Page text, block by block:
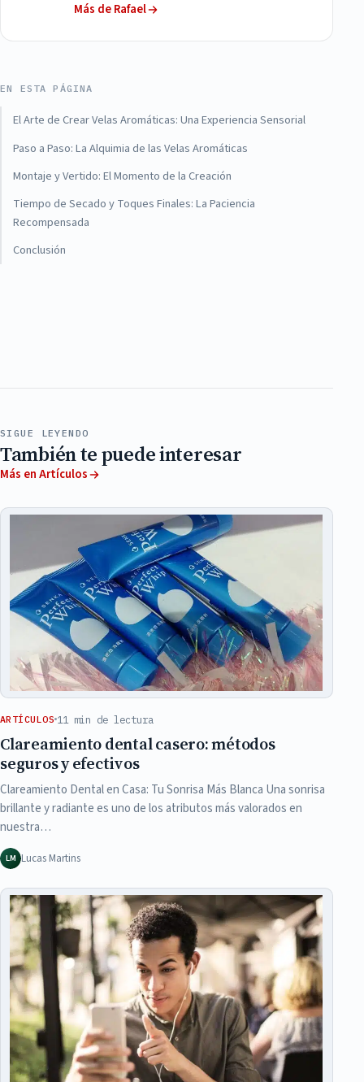
Más de Rafael
EN ESTA PÁGINA
El Arte de Crear Velas Aromáticas: Una Experiencia Sensorial
Paso a Paso: La Alquimia de las Velas Aromáticas
Montaje y Vertido: El Momento de la Creación
Tiempo de Secado y Toques Finales: La Paciencia
Recompensada
Conclusión
SIGUE LEYENDO
También te puede interesar
Más en Artículos
ARTÍCULOS 11 min de lectura
Clareamiento dental casero: métodos
seguros y efectivos
Clareamiento Dental en Casa: Tu Sonrisa Más Blanca Una sonrisa
brillante y radiante es uno de los atributos más valorados en
nuestra…
LM Lucas Martins